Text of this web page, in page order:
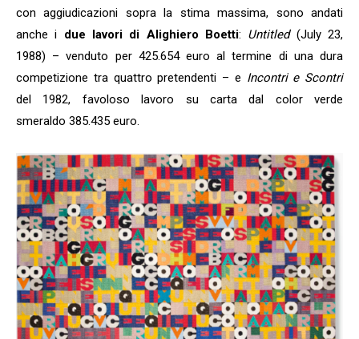
con aggiudicazioni sopra la stima massima, sono andati
anche i due lavori di Alighiero Boetti: Untitled(July 23,
1988) – venduto per 425.654 euro al termine di una dura
competizione tra quattro pretendenti – e Incontri e Scontri
del 1982, favoloso lavoro su carta dal color verde
smeraldo 385.435 euro.